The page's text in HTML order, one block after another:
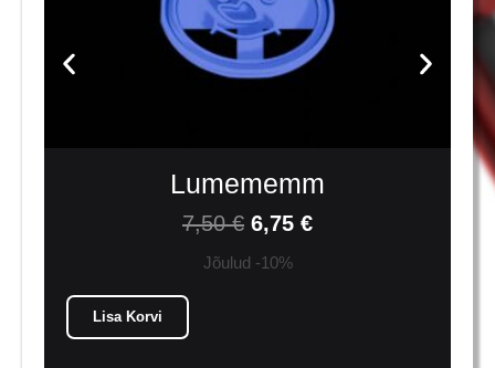
Lumememm
7,50€ 6,75 €
Jõulud -10%
Lisa Korvi